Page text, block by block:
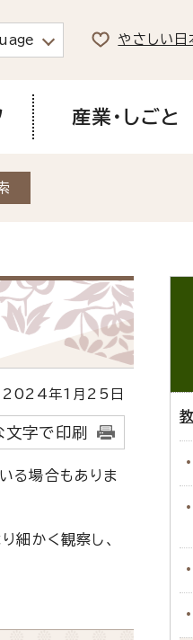
やさしい日
産業・しごと
年1月25日
文字で印刷
る場合もありま
細かく観察し、